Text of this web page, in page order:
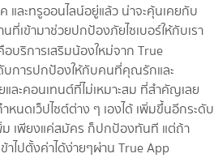
และทรูออนไลน์อยู่แล้ว น่าจะคุ้นเคยกับ
ที่เข้ามาช่วยปกป้องภัยไซเบอร์ให้กับเรา
บริการเสริมน้องใหม่จาก True
บการปกป้องให้กับคนที่คุณรักและ
ละคอนเทนต์ที่ไม่เหมาะสม ที่สำคัญเลย
หนดเว็ปไซต์ต่าง ๆ เองได้ เพิ่มขึ้นอีกระดับ
ม เพียงแค่สมัคร ก็ปกป้องทันที แต่ถ้า
ไปตั้งค่าได้ง่ายๆผ่าน True App